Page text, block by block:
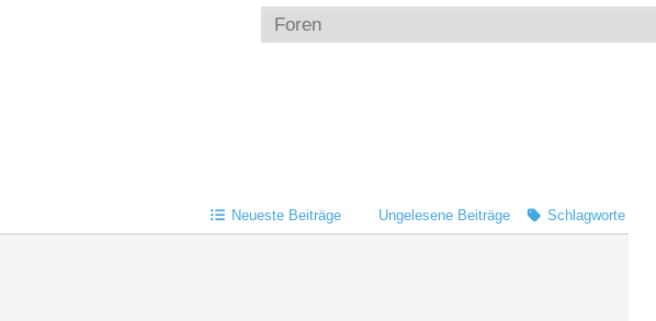
Neueste Beiträge Ungelesene Beiträge Schlagworte